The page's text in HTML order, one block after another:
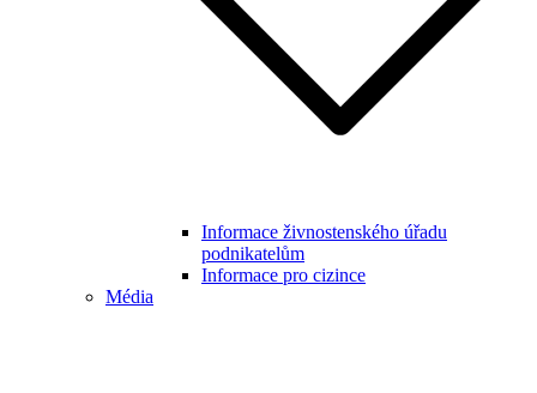
Informace živnostenského úřadu
podnikatelům
Informace pro cizince
Média